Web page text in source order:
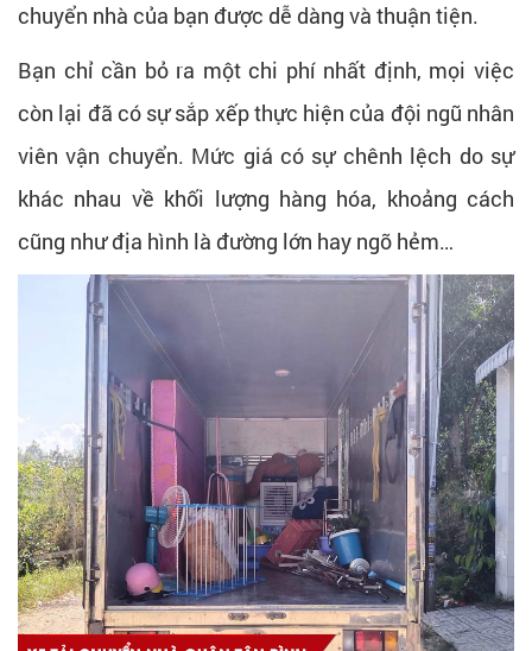
chuyển nhà của bạn được dễ dàng và thuận tiện.
Bạn chỉ cần bỏ ra một chi phí nhất định, mọi việc
còn lại đã có sự sắp xếp thực hiện của đội ngũ nhân
viên vận chuyển. Mức giá có sự chênh lệch do sự
khác nhau về khối lượng hàng hóa, khoảng cách
cũng như địa hình là đường lớn hay ngõ hẻm…